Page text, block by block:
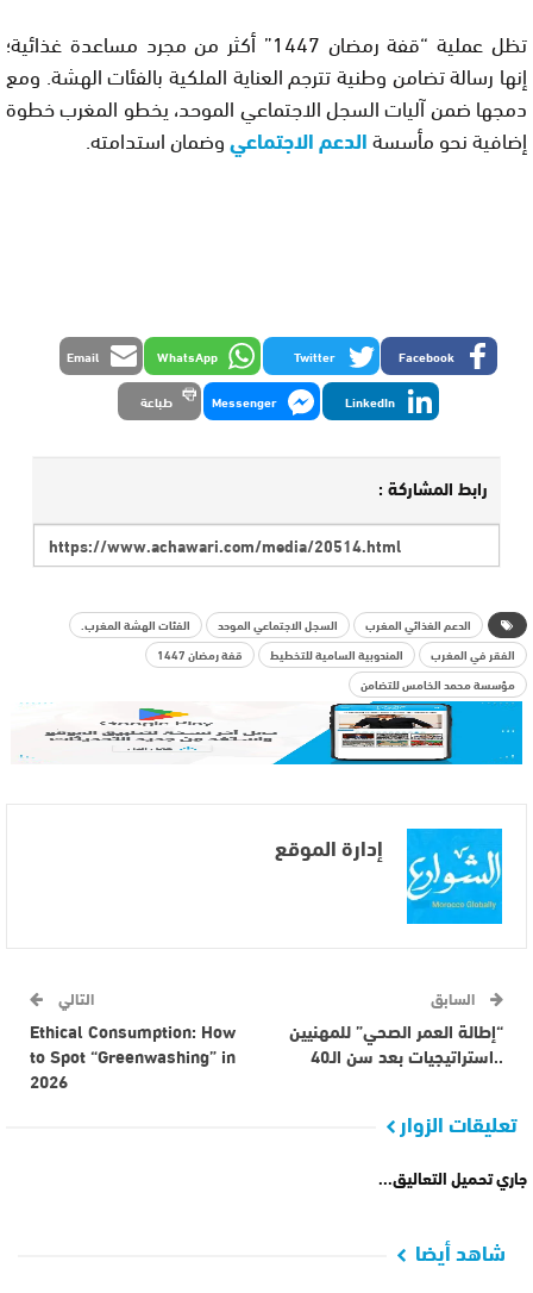
تظل عملية “قفة رمضان 1447” أكثر من مجرد مساعدة غذائية؛
إنها رسالة تضامن وطنية تترجم العناية الملكية بالفئات الهشة. ومع
دمجها ضمن آليات السجل الاجتماعي الموحد، يخطو المغرب خطوة
إضافية نحو مأسسةالدعم الاجتماعيوضمان استدامته.
Facebook
Twitter
WhatsApp
Email
LinkedIn
Messenger طباعة
رابط المشاركة :
الدعم الغذائي المغرب السجل الاجتماعي الموحد
الفئات الهشة المغرب.
الفقر في المغرب
المندوبية السامية للتخطيط
قفة رمضان 1447
مؤسسة محمد الخامس للتضامن
إدارة الموقع
السابق
“إطالة العمر الصحي” للمهنيين
..استراتيجيات بعد سن الـ40
التالي
Ethical Consumption: How
to Spot “Greenwashing” in
2026
تعليقات الزوار
جاري تحميل التعاليق...
شاهد أيضا